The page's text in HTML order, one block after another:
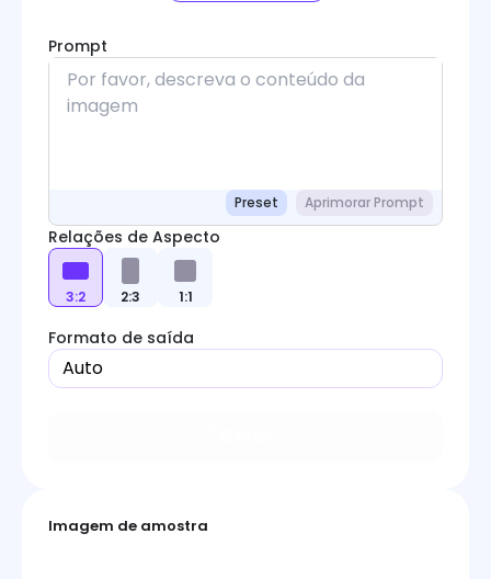
Prompt
Preset Aprimorar Prompt
Relações de Aspecto
3:2 2:3 1:1
Formato de saída
Auto
Imagem de amostra